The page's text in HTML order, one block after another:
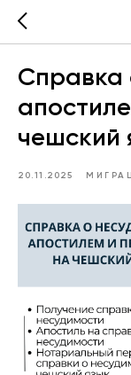
Справка
чешский
20.11.2025